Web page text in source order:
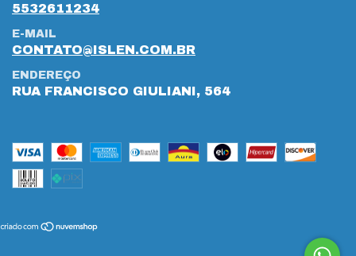
5532611234
E-MAIL
CONTATO@ISLEN.COM.BR
ENDEREÇO
RUA FRANCISCO GIULIANI, 564